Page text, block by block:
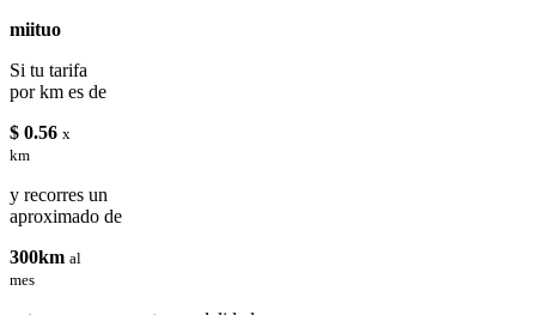
miituo
Si tu tarifa
por km es de
$ 0.56 x
km
y recorres un
aproximado de
300km al
mes